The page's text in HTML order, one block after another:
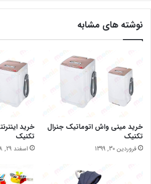
نوشته های مشابه
خرید مینی واش اتوماتیک جنرال
تکنیک
فروردین 30, 1399
خرید
تکنیک
اسفند 29, 1398